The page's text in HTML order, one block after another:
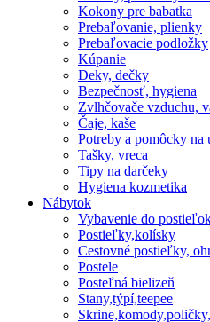
Kokony pre babatka
Prebaľovanie, plienky
Prebaľovacie podložky
Kúpanie
Deky, dečky
Bezpečnosť, hygiena
Zvlhčovače vzduchu,
Čaje, kaše
Potreby a pomôcky na
Tašky, vreca
Tipy na darčeky
Hygiena kozmetika
Nábytok
Vybavenie do
Postieľky,kolísky
Cestovné postieľky,
Postele
Posteľná bielizeň
Stany,týpí,teepee